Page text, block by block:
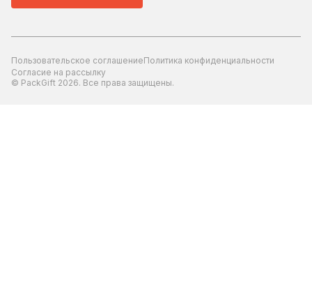
Пользовательское соглашениеПолитика конфиденциальности
Согласие на рассылку
© PackGift 2026. Все права защищены.